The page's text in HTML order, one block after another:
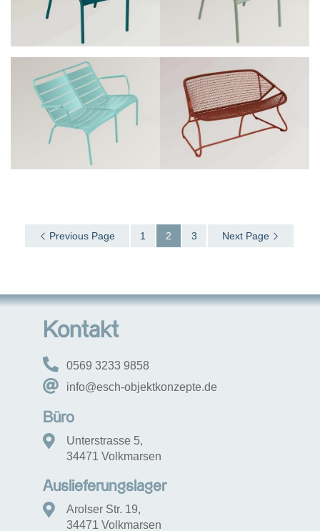
Previous Page 1 2 3 Next Page
Kontakt
0569 3233 9858
info@esch-objektkonzepte.de
Büro
Unterstrasse 5,
34471 Volkmarsen
Auslieferungslager
Arolser Str. 19,
34471 Volkmarsen